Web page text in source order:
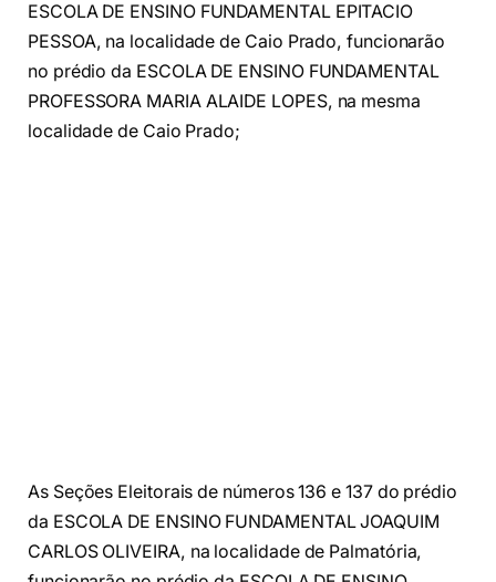
ESCOLA DE ENSINO FUNDAMENTAL EPITACIO
PESSOA, na localidade de Caio Prado, funcionarão
no prédio da ESCOLA DE ENSINO FUNDAMENTAL
PROFESSORA MARIA ALAIDE LOPES, na mesma
localidade de Caio Prado;
As Seções Eleitorais de números 136 e 137 do prédio
da ESCOLA DE ENSINO FUNDAMENTAL JOAQUIM
CARLOS OLIVEIRA, na localidade de Palmatória,